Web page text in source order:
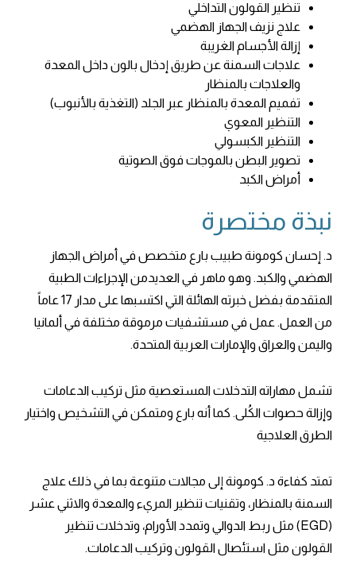
تنظير القولون التداخلي
علاج نزيف الجهاز الهضمي
إزالة الأجسام الغريبة
علاجات السمنة عن طريق إدخال بالون داخل المعدة
والعلاجات بالمنظار
تفميم المعدة بالمنظار عبر الجلد (التغذية بالأنبوب)
التنظير المعوي
التنظير الكبسولي
تصوير البطن بالموجات فوق الصوتية
أمراض الكبد
نبذة مختصرة
د. إحسان كومونة طبيب بارع متخصص في أمراض الجهاز
الهضمي والكبد. وهو ماهر في العديدمن الإجراءات الطبية
المتقدمة بفضل خبرته الهائلة التي اكتسبها على مدار 17 عاماً
من العمل. عمل في مستشفيات مرموقة مختلفة في ألمانيا
واليمن والعراق والإمارات العربية المتحدة.
تشمل مهاراته التدخلات المستعصية مثل تركيب الدعامات
وإزالة حصوات الكُلى. كما أنه بارع ومتمكن في التشخيص واختيار
الطرق العلاجية
تمتد كفاءة د. كومونة إلى مجالات متنوعة بما في ذلك علاج
السمنة بالمنظار، وتقنيات تنظير المريء والمعدة والاثني عشر
(EGD) مثل ربط الدوالي وتمدد الأورام، وتدخلات تنظير
القولون مثل استئصال القولون وتركيب الدعامات.